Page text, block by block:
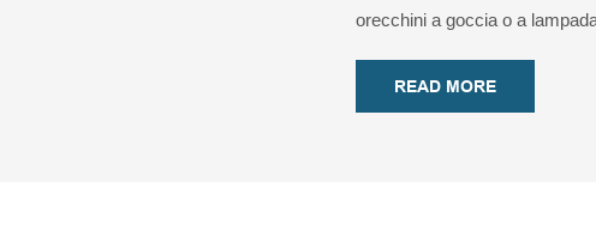
orecchini a goccia o a
READ MORE